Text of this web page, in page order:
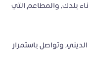
بلدك، والمطاعم التي
وتواصل باستمرار